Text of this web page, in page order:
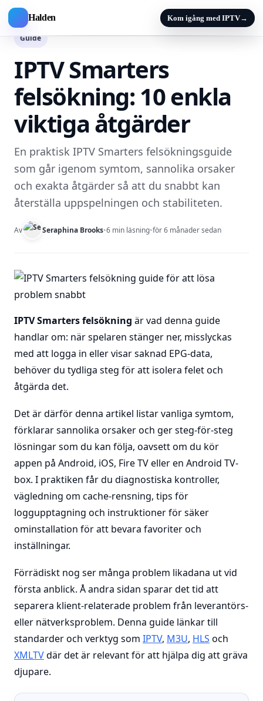
Halden Kom igång med IPTV→
Guide
IPTV Smarters
felsökning: 10 enkla
viktiga åtgärder
En praktisk IPTV Smarters felsökningsguide
som går igenom symtom, sannolika orsaker
och exakta åtgärder så att du snabbt kan
återställa uppspelningen och stabiliteten.
Av Seraphina Brooks•6 min läsning•för 6 månader sedan
IPTV Smarters felsökning är vad denna guide
handlar om: när spelaren stänger ner, misslyckas
med att logga in eller visar saknad EPG-data,
behöver du tydliga steg för att isolera felet och
åtgärda det.
Det är därför denna artikel listar vanliga symtom,
förklarar sannolika orsaker och ger steg-för-steg
lösningar som du kan följa, oavsett om du kör
appen på Android, iOS, Fire TV eller en Android TV-
box. I praktiken får du diagnostiska kontroller,
vägledning om cache-rensning, tips för
loggupptagning och instruktioner för säker
ominstallation för att bevara favoriter och
inställningar.
Förrädiskt nog ser många problem likadana ut vid
första anblick. Å andra sidan sparar det tid att
separera klient-relaterade problem från leverantörs-
eller nätverksproblem. Denna guide länkar till
standarder och verktyg som IPTV, M3U, HLS och
XMLTVdär det är relevant för att hjälpa dig att gräva
djupare.